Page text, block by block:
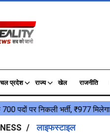
प्रदेश राज्य खेल राजनीति
लाइफस्टाइल